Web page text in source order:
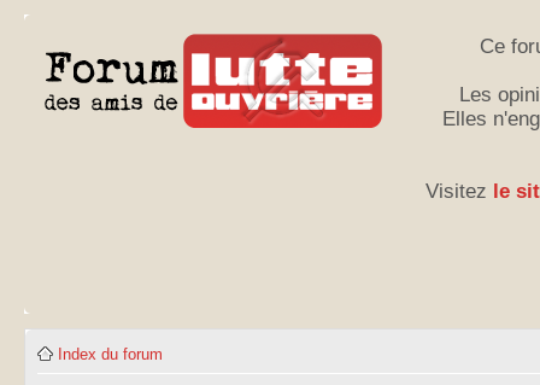
Ce
Les
Elles
Visitez le
Index du forum